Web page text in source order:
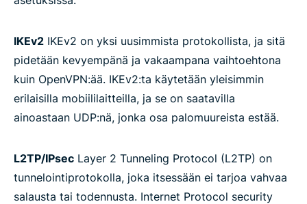
IKEv2 IKEv2 on yksi uusimmista protokollista, ja sitä
pidetään kevyempänä ja vakaampana vaihtoehtona
kuin OpenVPN:ää. IKEv2:ta käytetään yleisimmin
erilaisilla mobiililaitteilla, ja se on saatavilla
ainoastaan UDP:nä, jonka osa palomuureista estää.
L2TP/IPsec Layer 2 Tunneling Protocol (L2TP) on
tunnelointiprotokolla, joka itsessään ei tarjoa vahvaa
salausta tai todennusta. Internet Protocol security